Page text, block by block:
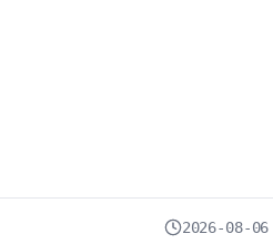
2026-08-